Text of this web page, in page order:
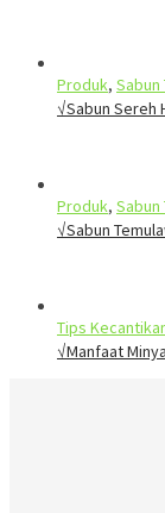
Produk, Sabun
√Sabun Sereh
Produk, Sabun
√Sabun
Tips
√Manfaat